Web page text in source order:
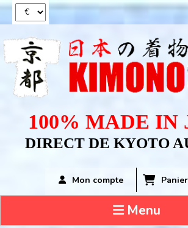
100% MADE IN
DIRECT DE KYOTO
Mon compte Panier
Menu
Panneau de gestion des cookies